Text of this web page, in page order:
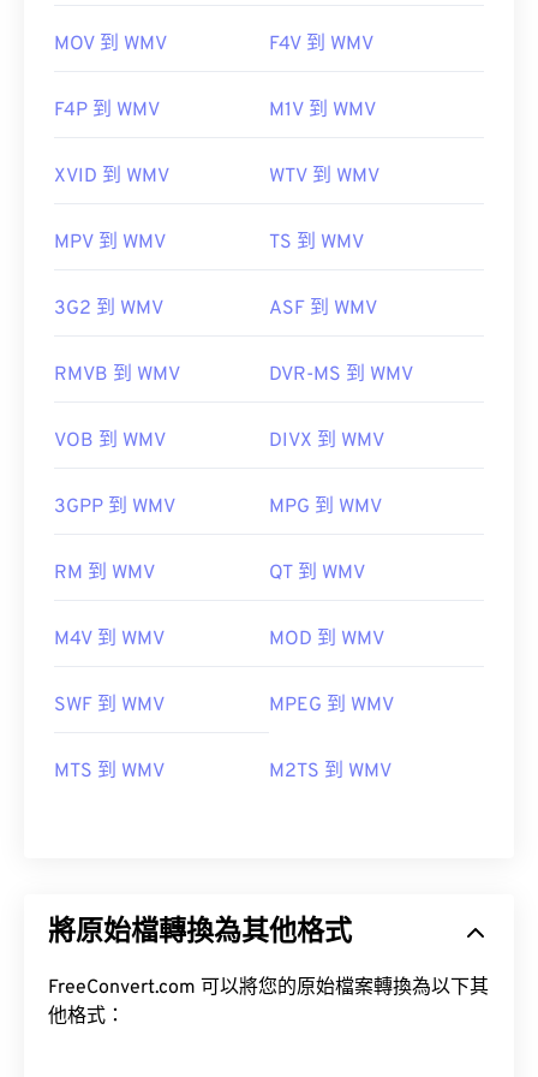
MOV 到 WMV F4V 到 WMV
F4P 到 WMV M1V 到 WMV
XVID 到 WMV WTV 到 WMV
MPV 到 WMV TS 到 WMV
3G2 到 WMV ASF 到 WMV
RMVB 到 WMV DVR-MS 到 WMV
VOB 到 WMV DIVX 到 WMV
3GPP 到 WMV MPG 到 WMV
RM 到 WMV QT 到 WMV
M4V 到 WMV MOD 到 WMV
SWF 到 WMV MPEG 到 WMV
MTS 到 WMV M2TS 到 WMV
將原始檔轉換為其他格式
FreeConvert.com 可以將您的原始檔案轉換為以下其
他格式：